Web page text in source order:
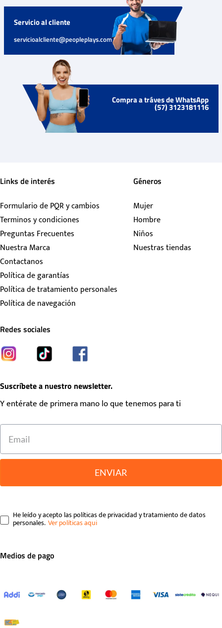
Servicio al cliente
servicioalcliente@peopleplays.com
Compra a tráves de WhatsApp
(57) 3123181116
Links de interés
Formulario de PQR y cambios
Terminos y condiciones
Preguntas Frecuentes
Nuestra Marca
Contactanos
Política de garantías
Política de tratamiento personales
Política de navegación
Géneros
Mujer
Hombre
Niños
Nuestras tiendas
Redes sociales
Suscríbete a nuestro newsletter.
Y entérate de primera mano lo que tenemos para ti
ENVIAR
He leído y acepto las políticas de privacidad y tratamiento de datos
personales.
Medios de pago